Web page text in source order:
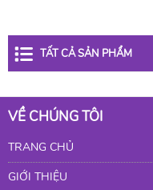
TẤT CẢ SẢN PHẨM
VỀ CHÚNG TÔI
TRANG CHỦ
GIỚI THIỆU